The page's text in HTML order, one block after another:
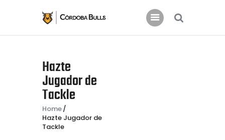
Hazte
Jugador de
Tackle
Home
Hazte Jugador de
Tackle
CLUB
ACTUALIDAD
Noticias Córdoba Bulls
COMUNIDAD
PATROCINIO